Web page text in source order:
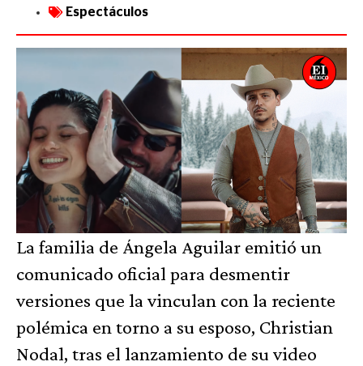
Espectáculos
La familia de Ángela Aguilar emitió un
comunicado oficial para desmentir
versiones que la vinculan con la reciente
polémica en torno a su esposo, Christian
Nodal, tras el lanzamiento de su video